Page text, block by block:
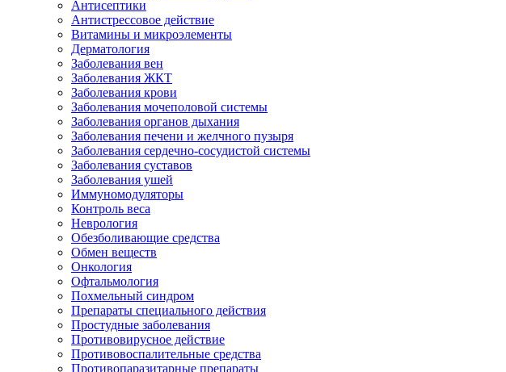
Антисептики
Антистрессовое действие
Витамины и микроэлементы
Дерматология
Заболевания вен
Заболевания ЖКТ
Заболевания крови
Заболевания мочеполовой системы
Заболевания органов дыхания
Заболевания печени и желчного пузыря
Заболевания сердечно-сосудистой системы
Заболевания суставов
Заболевания ушей
Иммуномодуляторы
Контроль веса
Неврология
Обезболивающие средства
Обмен веществ
Онкология
Офтальмология
Похмельный синдром
Препараты специального действия
Простудные заболевания
Противовирусное действие
Противовоспалительные средства
Противопаразитарные препараты